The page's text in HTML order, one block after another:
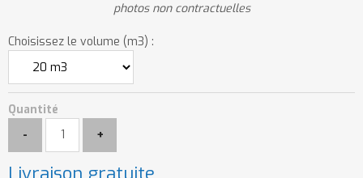
photos non contractuelles
Choisissez le volume (m3) :
Quantité